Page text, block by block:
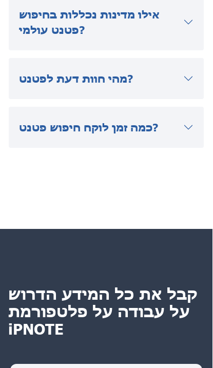
אילו מדינות נכללות בחיפוש
פטנט עולמי?
מהי חוות דעת לפטנט?
כמה זמן לוקח חיפוש פטנט?
קבל את כל המידע הדרוש
על עבודה על פלטפורמת
iPNOTE